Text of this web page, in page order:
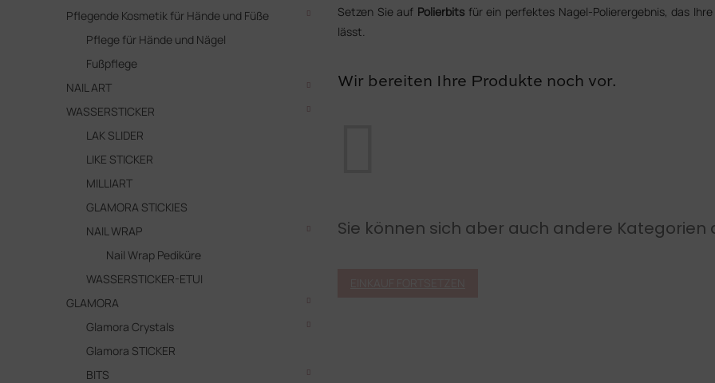
Pflegende Kosmetik für Hände und Füße
Pflege für Hände und Nägel
Fußpflege
NAIL ART
WASSERSTICKER
LAK SLIDER
LIKE STICKER
MILLIART
GLAMORA STICKIES
NAIL WRAP
Nail Wrap Pediküre
WASSERSTICKER-ETUI
GLAMORA
Glamora Crystals
Glamora STICKER
BITS
Setzen Sie auf Polierbits für ein perfektes Nagel-Polierergebnis, das
lässt.
Wir bereiten Ihre Produkte noch vor.
Sie können sich aber auch andere Kategorien